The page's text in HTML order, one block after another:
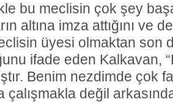
bu meclisin çok şey
altına imza attığını ve
üyesi olmaktan son
ifade eden Kalkavan,
Benim nezdimde çok
çalışmakla değil